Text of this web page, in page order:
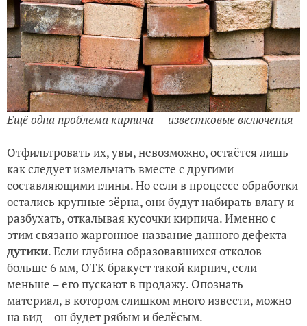
Ещё одна проблема кирпича — известковые включения
Отфильтровать их, увы, невозможно, остаётся лишь
как следует измельчать вместе с другими
составляющими глины. Но если в процессе обработки
остались крупные зёрна, они будут набирать влагу и
разбухать, откалывая кусочки кирпича. Именно с
этим связано жаргонное название данного дефекта –
дутики. Если глубина образовавшихся отколов
больше 6 мм, ОТК бракует такой кирпич, если
меньше – его пускают в продажу. Опознать
материал, в котором слишком много извести, можно
на вид – он будет рябым и белёсым.